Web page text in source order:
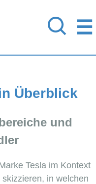
☰
Überblick
und
Tesla im Kontext
in welchen